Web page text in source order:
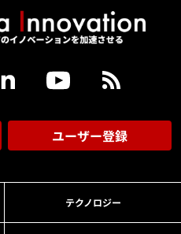
ユーザー登録
テクノロジー